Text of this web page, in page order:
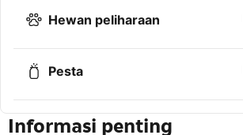
Hewan peliharaan
Pesta
Informasi penting